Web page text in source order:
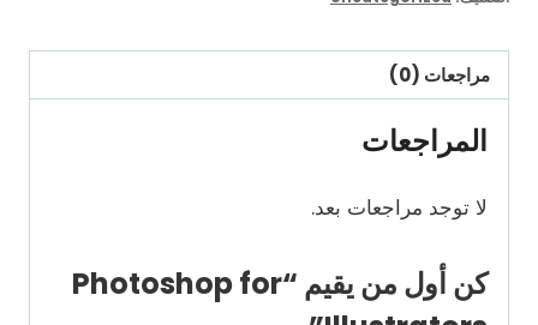
Illustrators
مراجعات (0)
المراجعات
لا توجد مراجعات بعد.
كن أول من يقيم “Photoshop for